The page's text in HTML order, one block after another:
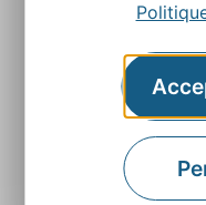
Agence
Rue Louis